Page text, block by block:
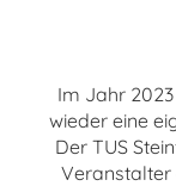
Im Jahr
wieder eine
Der TUS